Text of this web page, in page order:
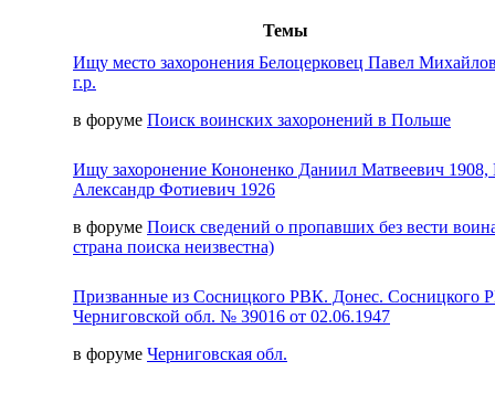
Темы
Ищу место захоронения Белоцерковец Павел
г.р.
в форуме Поиск воинских захоронений в Польше
Ищу захоронение Кононенко Даниил Матвеевич 1908,
Александр Фотиевич 1926
в форуме Поиск сведений о пропавших без вести
страна поиска неизвестна)
Призванные из Сосницкого РВК. Донес. Сосницкого
Черниговской обл. № 39016 от 02.06.1947
в форуме Черниговская обл.